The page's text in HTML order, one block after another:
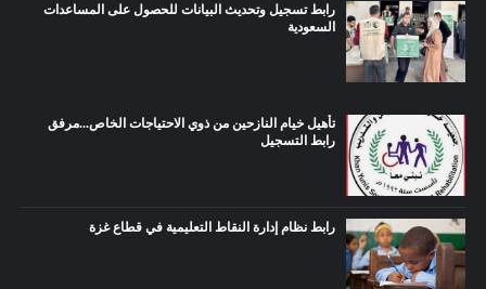
رابط تسجيل وتحديث البيانات للحصول على المساعدات
السعودية
تأهيل خيام النازحين من ذوي الاحتياجات الخاص...مرفق
رابط التسجيل
رابط نظام إدارة النقاط التعليمية في قطاع غزة